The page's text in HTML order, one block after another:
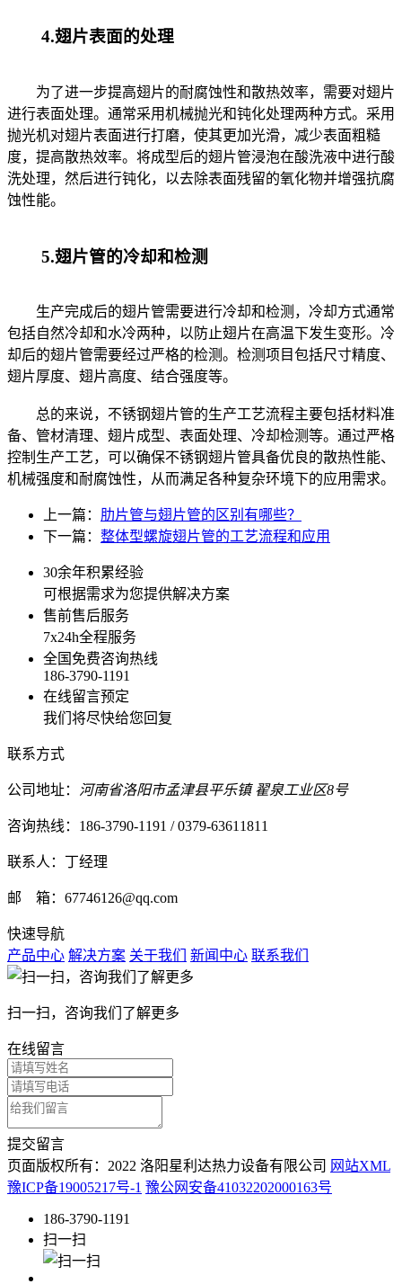
4.翅片表面的处理
为了进一步提高翅片的耐腐蚀性和散热效率，需要对翅片
进行表面处理。通常采用机械抛光和钝化处理两种方式。采用
抛光机对翅片表面进行打磨，使其更加光滑，减少表面粗糙
度，提高散热效率。将成型后的翅片管浸泡在酸洗液中进行酸
洗处理，然后进行钝化，以去除表面残留的氧化物并增强抗腐
蚀性能。
5.翅片管的冷却和检测
生产完成后的翅片管需要进行冷却和检测，冷却方式通常
包括自然冷却和水冷两种，以防止翅片在高温下发生变形。冷
却后的翅片管需要经过严格的检测。检测项目包括尺寸精度、
翅片厚度、翅片高度、结合强度等。
总的来说，不锈钢翅片管的生产工艺流程主要包括材料准
备、管材清理、翅片成型、表面处理、冷却检测等。通过严格
控制生产工艺，可以确保不锈钢翅片管具备优良的散热性能、
机械强度和耐腐蚀性，从而满足各种复杂环境下的应用需求。
上一篇： 肋片管与翅片管的区别有哪些？
下一篇： 整体型螺旋翅片管的工艺流程和应用
30余年积累经验
可根据需求为您提供解决方案
售前售后服务
7x24h全程服务
全国免费咨询热线
186-3790-1191
在线留言预定
我们将尽快给您回复
联系方式
公司地址： 河南省洛阳市孟津县平乐镇 翟泉工业区8号
咨询热线：186-3790-1191 / 0379-63611811
联系人：丁经理
邮 箱：67746126@qq.com
快速导航
产品中心 解决方案 关于我们 新闻中心 联系我们
扫一扫，咨询我们了解更多
在线留言
提交留言
页面版权所有：2022 洛阳星利达热力设备有限公司 网站XML
豫ICP备19005217号-1 豫公网安备41032202000163号
186-3790-1191
扫一扫